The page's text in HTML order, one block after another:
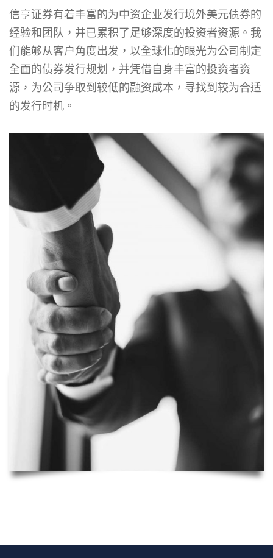
信亨证券有着丰富的为中资企业发行境外美元债券的
经验和团队，并已累积了足够深度的投资者资源。我
们能够从客户角度出发，以全球化的眼光为公司制定
全面的债券发行规划，并凭借自身丰富的投资者资
源，为公司争取到较低的融资成本，寻找到较为合适
的发行时机。